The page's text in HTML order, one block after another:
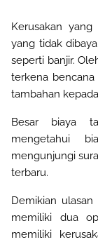
Kerusakan
yang tidak
seperti banjir.
terkena
tambahan
Besar biaya
mengetahui
mengunjungi
terbaru.
Demikian
memiliki dua
memiliki